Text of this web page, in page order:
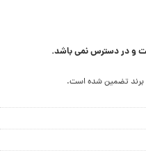
و در دسترس نمی باشد.
برند تضمین شده است.